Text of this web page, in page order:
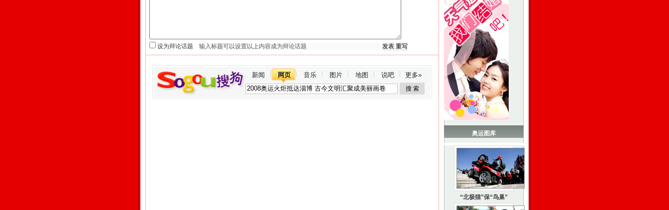
设为辩论话题
新闻 网页 音乐 图片 地图 说吧 更多»
奥运图库
“北极猫”保“鸟巢”